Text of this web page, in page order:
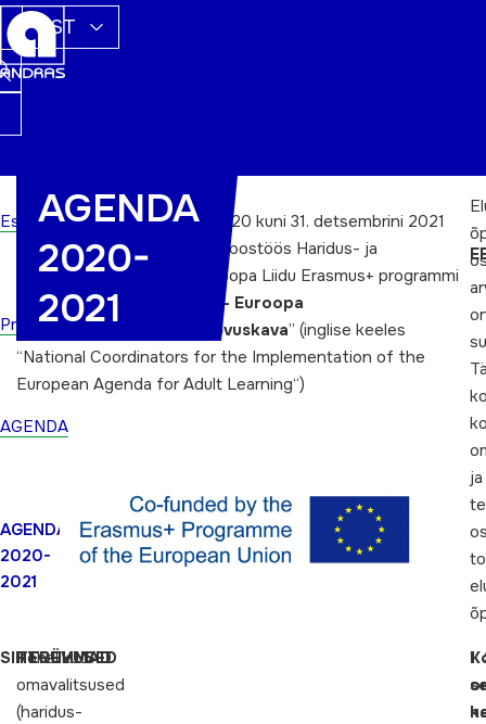
EST
Esileht
Projektid
AGENDA
AGENDA
2020-
2021
AGENDA
2020-
2021
Ajavahemikul 1. jaanuarist 2020 kuni 31. detsembrini 2021
koordineerib ETKA Andras koostöös Haridus- ja
Teadusministeeriumiga Euroopa Liidu Erasmus+ programmi
raames projekti “
AGENDA – Euroopa
täiskasvanuhariduse tegevuskava” (inglise keeles
“National Coordinators for the Implementation of the
European Agenda for Adult Learning“) ​​
ja
SIHTRÜHMAD
Kohalikud
omavalitsused
(haridus-
TEGEVUSED 1.